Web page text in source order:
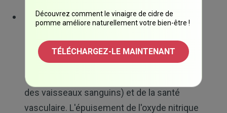
Fonction endothéliale — comme le nitrate
l'oxyde nitrique, l'une de ses fonctions les
plus importantes est celle des cellules
endothéliales (qui forment le revêtement
des vaisseaux sanguins) et de la santé
vasculaire. L'épuisement de l'oxyde nitrique
Découvrez comment le vinaigre de cidre de
pomme améliore naturellement votre bien-être !
TÉLÉCHARGEZ-LE MAINTENANT